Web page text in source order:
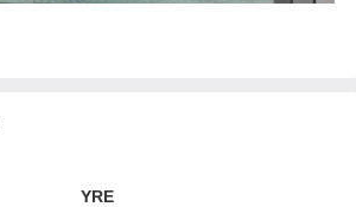
YRE